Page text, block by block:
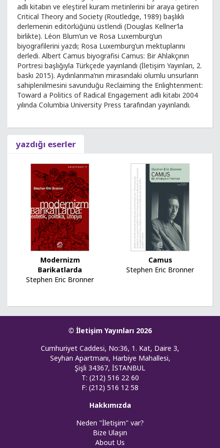
adlı kitabın ve eleştirel kuram metinlerini bir araya getiren
Critical Theory and Society (Routledge, 1989) başlıklı
derlemenin editörlüğünü üstlendi (Douglas Kellner’la
birlikte). Léon Blum’un ve Rosa Luxemburg’un
biyografilerini yazdı; Rosa Luxemburg’un mektuplarını
derledi. Albert Camus biyografisi Camus: Bir Ahlakçının
Portresi başlığıyla Türkçede yayınlandı (İletişim Yayınları, 2.
baskı 2015). Aydınlanma’nın mirasındaki olumlu unsurların
sahiplenilmesini savunduğu Reclaiming the Enlightenment:
Toward a Politics of Radical Engagement adlı kitabı 2004
yılında Columbia University Press tarafından yayınlandı.
yazdığı eserler
Modernizm
Barikatlarda
Stephen Eric Bronner
Camus
Stephen Eric Bronner
© İletişim Yayınları 2026
Cumhuriyet Caddesi, No:36, 1. Kat, Daire 3,
Seyhan Apartmanı, Harbiye Mahallesi,
Şişli 34367, İSTANBUL
T: (212) 516 22 60
F: (212) 516 12 58
Hakkımızda
Neden "İletişim" var?
Bize Ulaşın
About Us